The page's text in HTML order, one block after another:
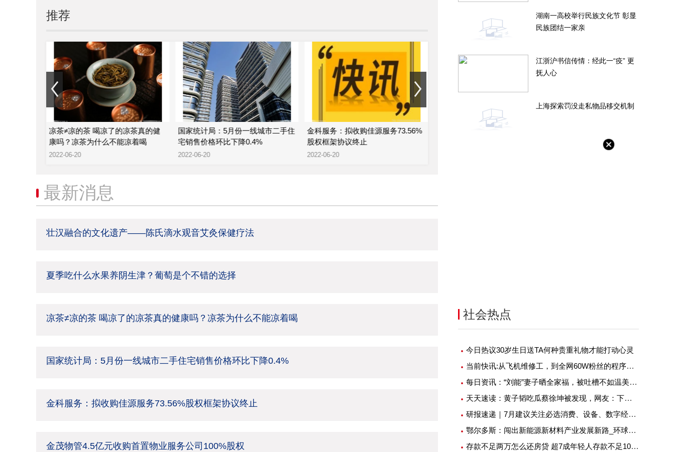
推荐
凉茶≠凉的茶 喝凉了的凉茶真的健
康吗？凉茶为什么不能凉着喝
2022-06-20
国家统计局：5月份一线城市二手住
宅销售价格环比下降0.4%
2022-06-20
金科服务：拟收购佳源服务73.56%
股权框架协议终止
2022-06-20
金茂物管4.5亿元收购首置物业服务
谣者采取必要措施
最新消息
壮汉融合的文化遗产——陈氏滴水观音艾灸保健疗法
夏季吃什么水果养阴生津？葡萄是个不错的选择
凉茶≠凉的茶 喝凉了的凉茶真的健康吗？凉茶为什么不能凉着喝
国家统计局：5月份一线城市二手住宅销售价格环比下降0.4%
金科服务：拟收购佳源服务73.56%股权框架协议终止
金茂物管4.5亿元收购首置物业服务公司100%股权
湖南一高校举行民族文化节 彰显
民族团结一家亲
江浙沪书信传情：经此一“疫” 更
抚人心
上海探索罚没走私物品移交机制
社会热点
今日热议30岁生日送TA何种贵重礼物才能打动心灵
当前快讯:从飞机维修工，到全网60W粉丝的程序员大V，我是如何做到的？
每日资讯：“刘能”妻子晒全家福，被吐槽不如温美玲好看，回应显低情商
天天速读：黄子韬吃瓜蔡徐坤被发现，网友：下次记得换号
研报速递｜7月建议关注必选消费、设备、数字经济相关板块-环球热讯
鄂尔多斯：闯出新能源新材料产业发展新路_环球看点
存款不足两万怎么还房贷 超7成年轻人存款不足10万 基本情况讲解 热消息